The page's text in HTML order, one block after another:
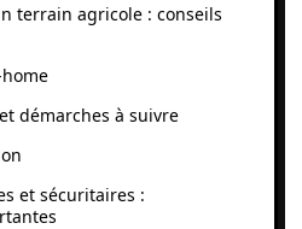
terrain agricole : conseils
démarches à suivre
et sécuritaires :